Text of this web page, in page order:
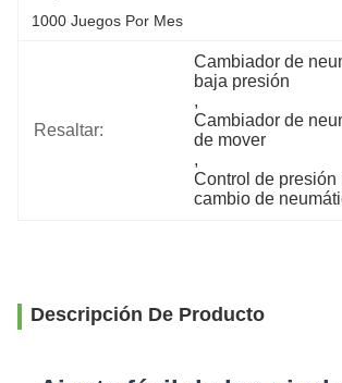
1000 Juegos Por Mes
Resaltar:
Cambiador de
baja presión
,
Cambiador de
de mover
,
Control de presión
cambio de
Descripción De Producto